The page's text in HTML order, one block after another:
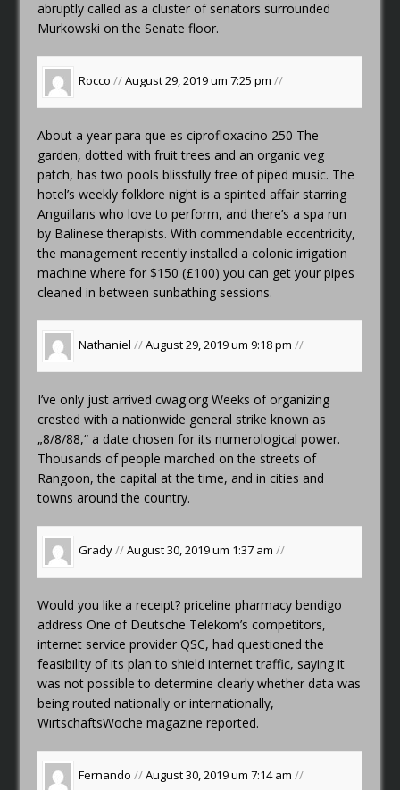
abruptly called as a cluster of senators surrounded
Murkowski on the Senate floor.
Rocco //August 29, 2019 um 7:25 pm//
About a yearpara que es ciprofloxacino 250 The
garden, dotted with fruit trees and an organic veg
patch, has two pools blissfully free of piped music. The
hotel’s weekly folklore night is a spirited affair starring
Anguillans who love to perform, and there’s a spa run
by Balinese therapists. With commendable eccentricity,
the management recently installed a colonic irrigation
machine where for $150 (£100) you can get your pipes
cleaned in between sunbathing sessions.
Nathaniel //August 29, 2019 um 9:18 pm//
I’ve only just arrivedcwag.org Weeks of organizing
crested with a nationwide general strike known as
„8/8/88,“ a date chosen for its numerological power.
Thousands of people marched on the streets of
Rangoon, the capital at the time, and in cities and
towns around the country.
Grady//August 30, 2019 um 1:37 am//
Would you like a receipt?priceline pharmacy bendigo
address One of Deutsche Telekom’s competitors,
internet service provider QSC, had questioned the
feasibility of its plan to shield internet traffic, saying it
was not possible to determine clearly whether data was
being routed nationally or internationally,
WirtschaftsWoche magazine reported.
Fernando //August 30, 2019 um 7:14 am//